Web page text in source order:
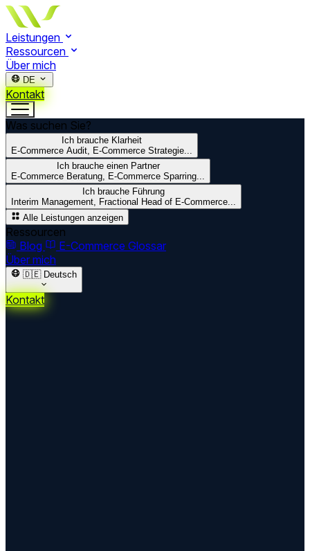
Leistungen
Ressourcen
Über mich
DE
Kontakt
Was suchen Sie?
Ich brauche Klarheit
E-Commerce Audit, E-Commerce Strategie...
Ich brauche einen Partner
E-Commerce Beratung, E-Commerce Sparring...
Ich brauche Führung
Interim Management, Fractional Head of E-Commerce...
Alle Leistungen anzeigen
Ressourcen
Blog
E-Commerce Glossar
Über mich
🇩🇪 Deutsch
Kontakt